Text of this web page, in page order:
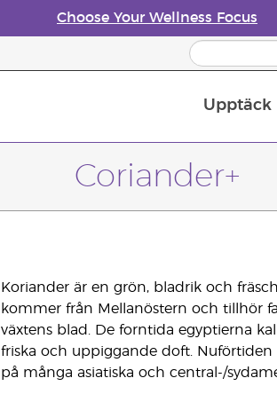
Choose Your Wellness Focus
Upptäck
Coriander+
Koriander är en grön, bladrik och
kommer från Mellanöstern och tillhör
växtens blad. De forntida egyptierna
friska och uppiggande doft.
på många asiatiska och central-/